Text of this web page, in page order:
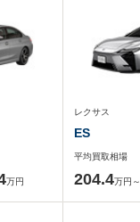
万円
レクサス
ES
平均買取相場
204.4万円～